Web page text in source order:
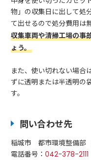
物」の収集日に出して処
て出せるので処分費用は
収集車両や清掃工場の事
ょう。
また、使い切れない場合
ずに透明または半透明の
す。
問い合わせ先
稲城市 都市環境整備部
電話番号：042-378-2111